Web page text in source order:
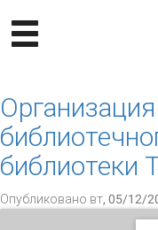
библиотеки
Опубликовано вт, 05/12/